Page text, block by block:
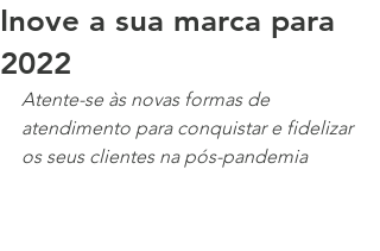
Inove a sua marca para
2022
Atente-se às novas formas de
atendimento para conquistar e fidelizar
os seus clientes na pós-pandemia